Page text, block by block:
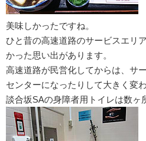
美味しかったですね。
ひと昔の高速道路のサービスエリ
かった思い出があります。
高速道路が民営化してからは、サ
センターになったりして大きく変
談合坂SAの身障者用トイレは数ヶ